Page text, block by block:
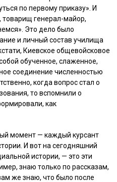
по первому приказу». И
товарищ генерал-майор,
Это дело было
и личный состав училища
Киевское общевойсковое
обученное, слаженное,
соединение численностью
когда вопрос стал о
то вспомнили о
как
момент — каждый курсант
И вот на сегодняшний
истории, — это эти
знаю только по рассказам,
же знаю, что было после